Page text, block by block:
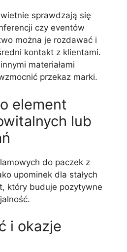
sprawdzają się
czy eventów
można je rozdawać i
kontakt z klientami.
materiałami
przekaz marki.
element
lub
do paczek z
upominek dla stałych
który buduje pozytywne
i okazje